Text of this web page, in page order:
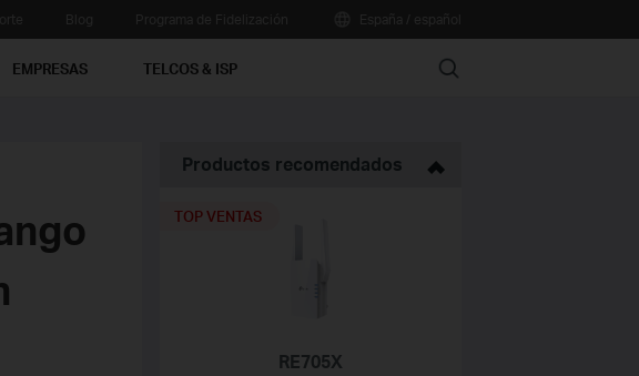
EMPRESAS TELCOS & ISP Search
Productos recomendados
RE705X
TOP VENTAS